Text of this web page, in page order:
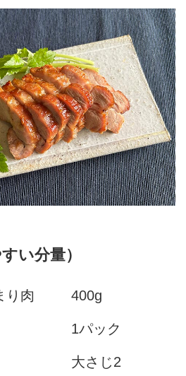
い分量）
り肉 400g
1パック
大さじ2